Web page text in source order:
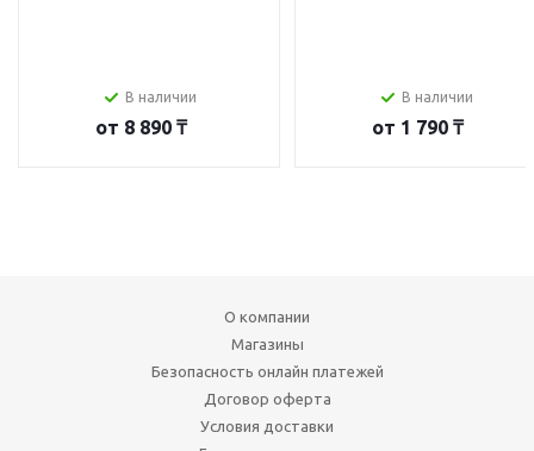
В наличии
от 8 890 ₸
В наличии
от 1 790 ₸
О компании
Магазины
Безопасность онлайн платежей
Договор оферта
Условия доставки